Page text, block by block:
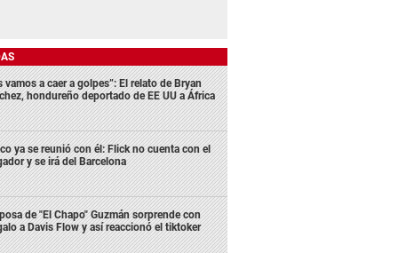
vamos a caer a golpes”: El relato de Bryan
hondureño deportado de EE UU a África
ya se reunió con él: Flick no cuenta con el
y se irá del Barcelona
de "El Chapo" Guzmán sorprende con
a Davis Flow y así reaccionó el tiktoker